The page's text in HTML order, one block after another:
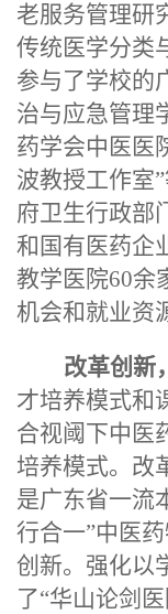
老服务管理研
传统医学分类
参与了学校的
治与应急管理
药学会中医医
波教授工作室
府卫生行政部
和国有医药企
教学医院60余
机会和就业资
改革创新
才培养模式和
合视阈下中医
培养模式。改
是广东省一流
行合一”中医
创新。强化以
了“华山论剑